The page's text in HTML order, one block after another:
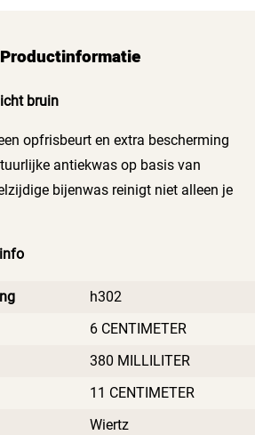
Productinformatie
bruin
opfrisbeurt en extra bescherming
antiekwas op basis van
bijenwas reinigt niet alleen je
van gelakte oppervlakken te
de ondergrond weer mooit te kleuren.
h302
6 CENTIMETER
380 MILLILITER
11 CENTIMETER
Wiertz